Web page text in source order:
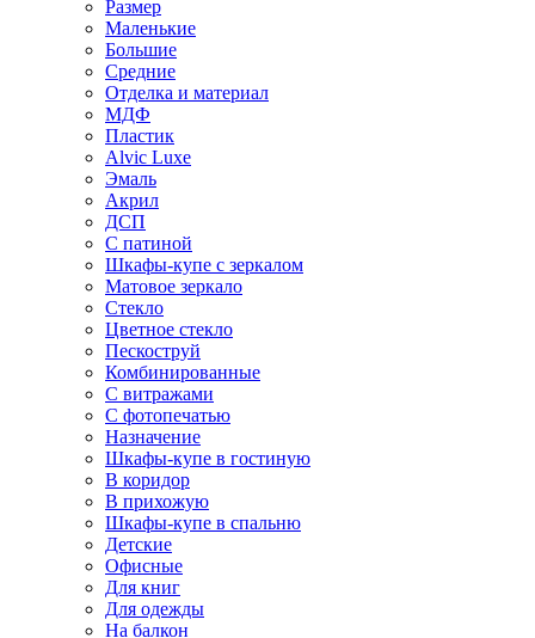
Размер
Маленькие
Большие
Средние
Отделка и материал
МДФ
Пластик
Alvic Luxe
Эмаль
Акрил
ДСП
С патиной
Шкафы-купе с зеркалом
Матовое зеркало
Стекло
Цветное стекло
Пескоструй
Комбинированные
С витражами
С фотопечатью
Назначение
Шкафы-купе в гостиную
В коридор
В прихожую
Шкафы-купе в спальню
Детские
Офисные
Для книг
Для одежды
На балкон